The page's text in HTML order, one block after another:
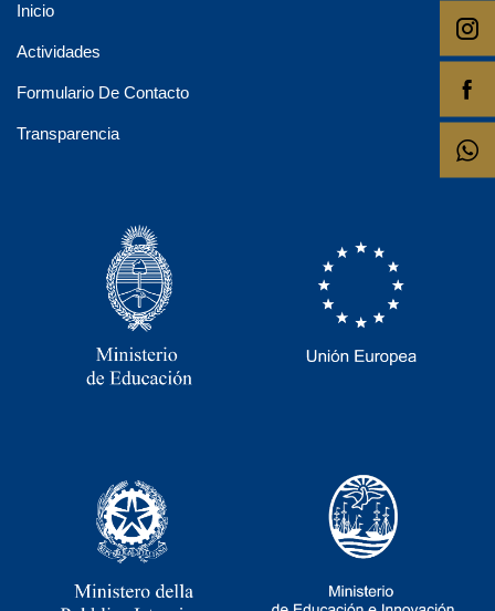
Inicio
Actividades
Formulario De Contacto
Transparencia